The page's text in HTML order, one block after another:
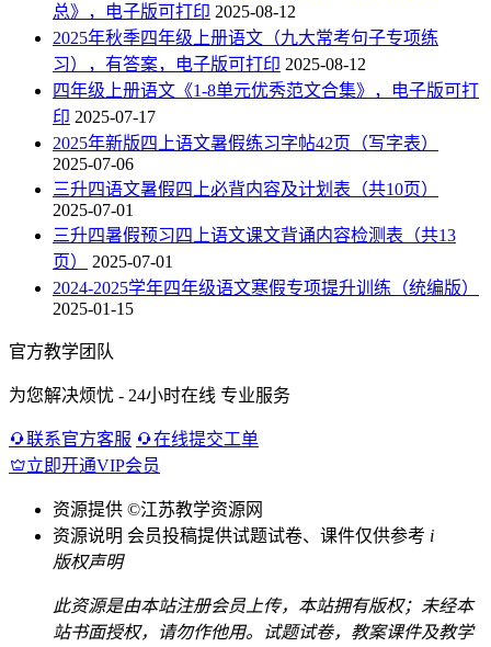
总》，电子版可打印 2025-08-12
2025年秋季四年级上册语文（九大常考句子专项练
习），有答案，电子版可打印 2025-08-12
四年级上册语文《1-8单元优秀范文合集》，电子版可打
印 2025-07-17
2025年新版四上语文暑假练习字帖42页（写字表）
2025-07-06
三升四语文暑假四上必背内容及计划表（共10页）
2025-07-01
三升四暑假预习四上语文课文背诵内容检测表（共13
页）
2025-07-01
2024-2025学年四年级语文寒假专项提升训练（统编版）
2025-01-15
官方教学团队
为您解决烦忧 - 24小时在线 专业服务
联系官方客服
在线提交工单
立即开通VIP会员
资源提供 ©江苏教学资源网
资源说明 会员投稿提供试题试卷、课件仅供参考 i
版权声明
此资源是由本站注册会员上传，本站拥有版权；未经本
站书面授权，请勿作他用。试题试卷，教案课件及教学